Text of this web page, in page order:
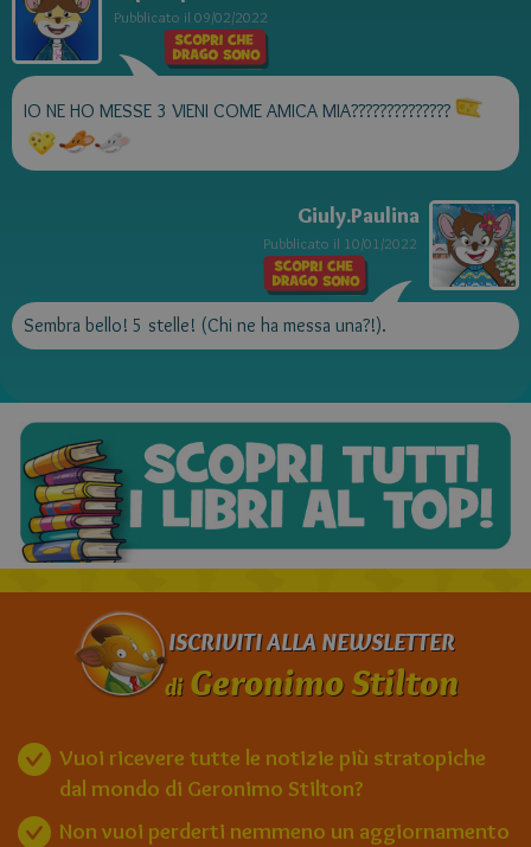
Pubblicato il 09/02/2022
IO NE HO MESSE 3 VIENI COME AMICA MIA??????????????
Giuly.Paulina
Pubblicato il 10/01/2022
Sembra bello! 5 stelle! (Chi ne ha messa una?!).
ISCRIVITI ALLA NEWSLETTER
diGeronimo Stilton
Vuoi ricevere tutte le notizie più stratopiche
dal mondo di Geronimo Stilton?
Non vuoi perderti nemmeno un aggiornamento